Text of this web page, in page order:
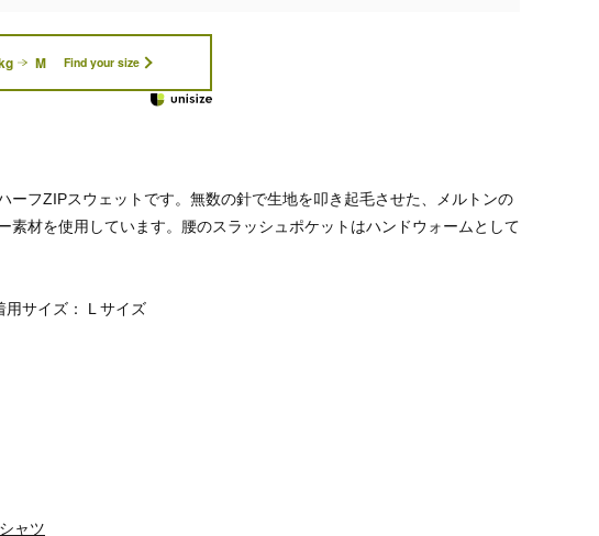
M Find your size
ーフZIPスウェットです。無数の針で生地を叩き起毛させた、メルトンの
素材を使用しています。腰のスラッシュポケットはハンドウォームとして
サイズ： L サイズ
ャツ